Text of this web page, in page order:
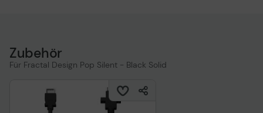
Zubehör
Für Fractal Design Pop Silent - Black Solid